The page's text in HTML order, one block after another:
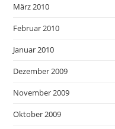
März 2010
Februar 2010
Januar 2010
Dezember 2009
November 2009
Oktober 2009